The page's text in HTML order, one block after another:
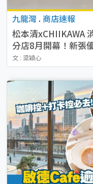
九龍灣 . 商店速報
松本清xCHIIKAWA
分店8月開幕！新張
袋
文 : 梁穎心